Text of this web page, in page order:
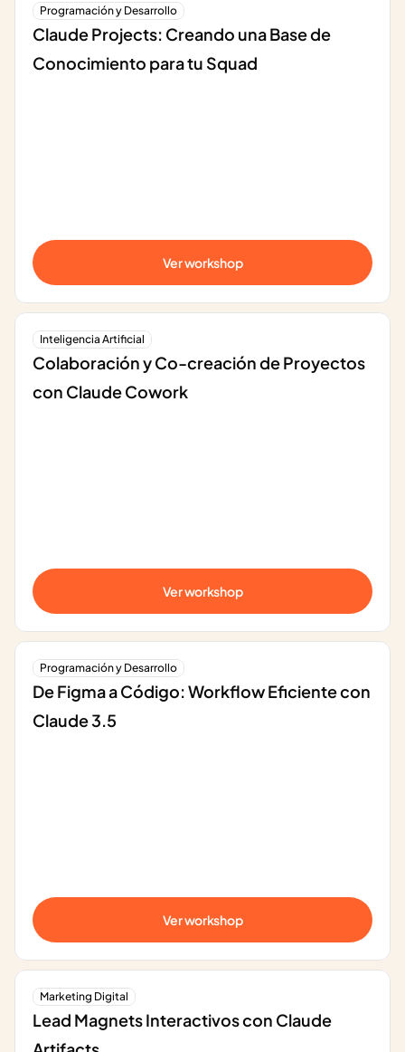
Programación y Desarrollo
Claude Projects: Creando una Base de
Conocimiento para tu Squad
Ver workshop
Inteligencia Artificial
Colaboración y Co-creación de Proyectos
con Claude Cowork
Ver workshop
Programación y Desarrollo
De Figma a Código: Workflow Eficiente con
Claude 3.5
Ver workshop
Marketing Digital
Lead Magnets Interactivos con Claude